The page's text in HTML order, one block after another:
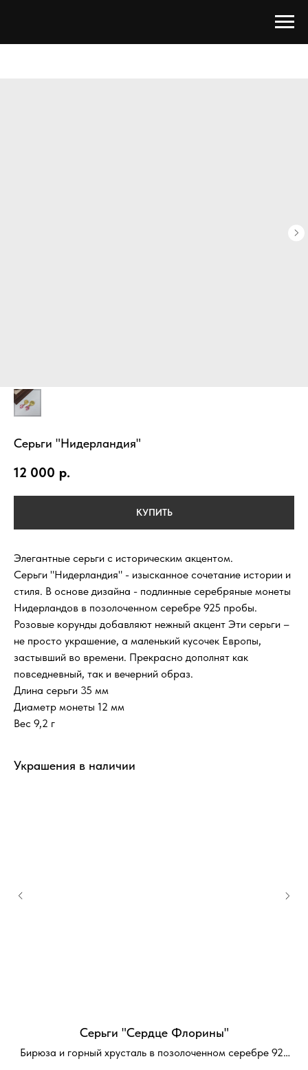
Серьги "Нидерландия"
12 000 р.
КУПИТЬ
Элегантные серьги с историческим акцентом.
Серьги "Нидерландия" - изысканное сочетание истории и
стиля. В основе дизайна - подлинные серебряные монеты
Нидерландов в позолоченном серебре 925 пробы.
Розовые корунды добавляют нежный акцент Эти серьги –
не просто украшение, а маленький кусочек Европы,
застывший во времени. Прекрасно дополнят как
повседневный, так и вечерний образ.
Длина серьги 35 мм
Диаметр монеты 12 мм
Вес 9,2 г
Украшения в наличии
Серьги "Сердце Флорины"
Бирюза и горный хрусталь в позолоченном серебре 925